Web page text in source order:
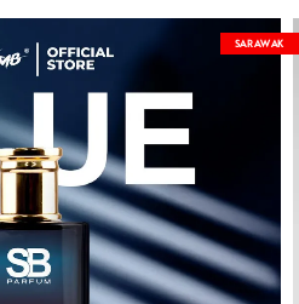
SARAWAK